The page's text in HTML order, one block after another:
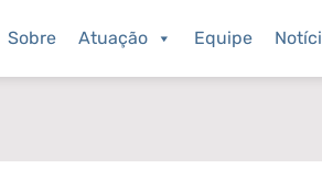
Sobre Atuação Equipe